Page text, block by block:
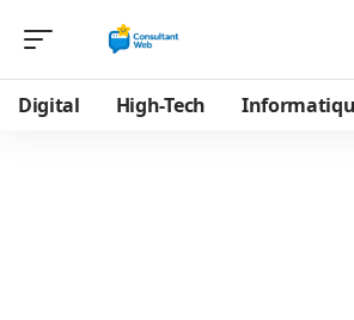
Digital High-Tech